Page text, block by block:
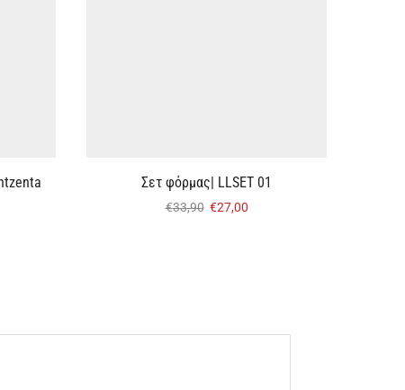
Σετ φόρμας| LLSET 01
€33,90 €27,00